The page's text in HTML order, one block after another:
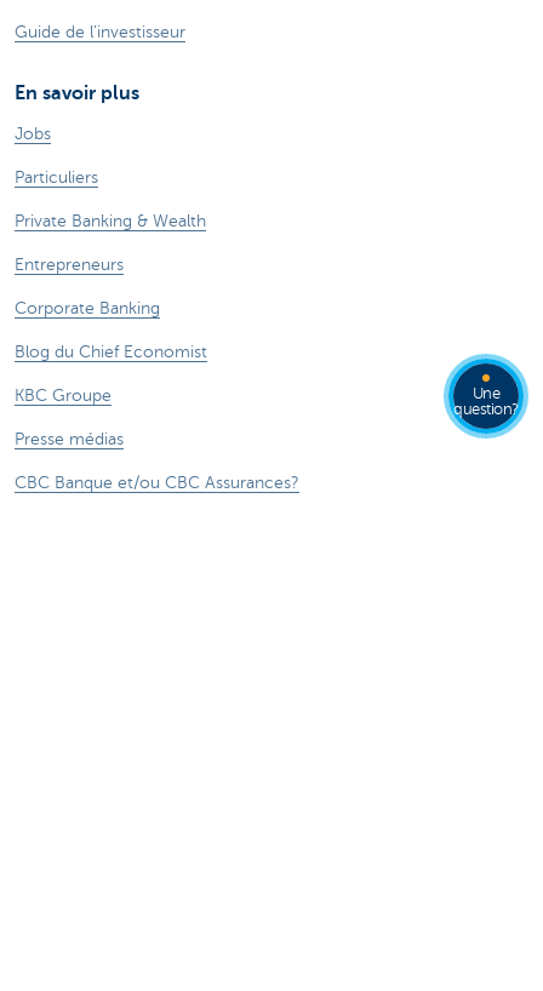
Guide de l'investisseur
En savoir plus
Jobs
Particuliers
Private Banking & Wealth
Entrepreneurs
Corporate Banking
Blog du Chief Economist
KBC Groupe
Presse médias
CBC Banque et/ou CBC Assurances?
Une
question?